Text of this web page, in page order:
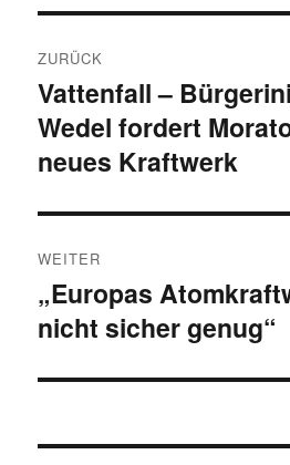
ZURÜCK
Vorheriger
Beitrag:
Vattenfall –
Wedel fordert
neues Kraftwerk
WEITER
Nächster
Beitrag:
„Europas
nicht sicher genug“